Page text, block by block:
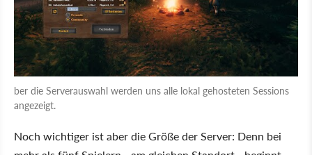
ber die Serverauswahl werden uns alle lokal gehosteten Sessions
angezeigt.
Noch wichtiger ist aber die Größe der Server: Denn bei